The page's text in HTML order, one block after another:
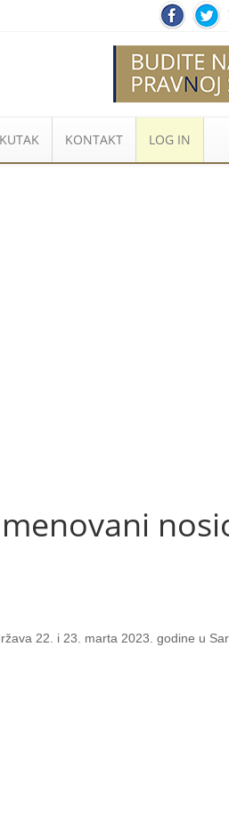
KONTAKT LOG IN
Imenovani
22. i 23. marta 2023. godine u